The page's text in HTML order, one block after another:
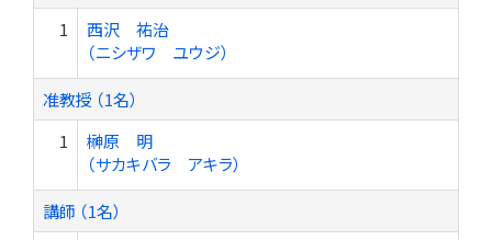
1
西沢 祐治
（ニシザワ ユウジ）
准教授 （1名）
1
榊原 明
（サカキバラ アキラ）
講師 （1名）